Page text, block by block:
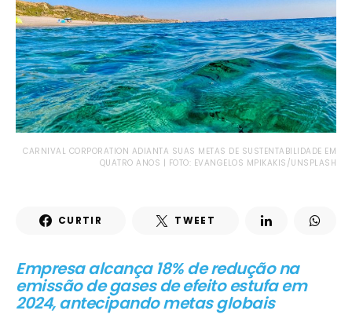
CARNIVAL CORPORATION ADIANTA SUAS METAS DE SUSTENTABILIDADE EM
QUATRO ANOS | FOTO: EVANGELOS MPIKAKIS/UNSPLASH
CURTIR TWEET
Empresa alcança 18% de redução na
emissão de gases de efeito estufa em
2024, antecipando metas globais